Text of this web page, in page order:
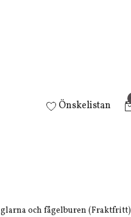
Önskelistan
och fågelburen (Fraktfritt)